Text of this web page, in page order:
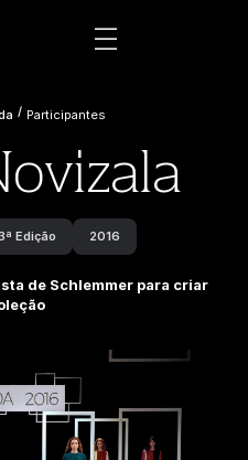
/ Participantes
Edição 2016
de Schlemmer para criar